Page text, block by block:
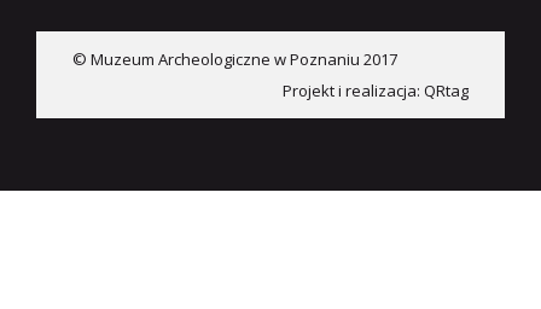
© Muzeum Archeologiczne w Poznaniu 2017
Projekt i realizacja: QRtag